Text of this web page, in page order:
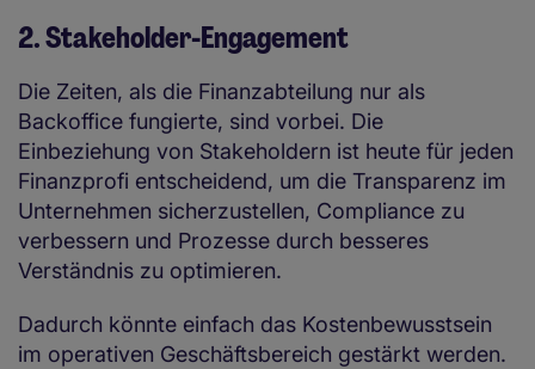
2. Stakeholder-Engagement
Die Zeiten, als die Finanzabteilung nur als
Backoffice fungierte, sind vorbei. Die
Einbeziehung von Stakeholdern ist heute für jeden
Finanzprofi entscheidend, um die Transparenz im
Unternehmen sicherzustellen, Compliance zu
verbessern und Prozesse durch besseres
Verständnis zu optimieren.
Dadurch könnte einfach das Kostenbewusstsein
im operativen Geschäftsbereich gestärkt werden.